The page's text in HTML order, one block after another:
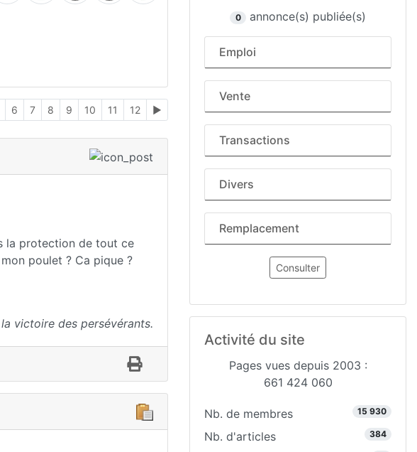
6 7 8 9 10 11 12 ►
la protection de tout ce
poulet ? Ca pique ?
victoire des persévérants.
0 annonce(s) publiée(s)
Emploi
Vente
Transactions
Divers
Remplacement
Consulter
Activité du site
Pages vues depuis 2003 :
661 424 060
Nb. de membres 15 930
Nb. d'articles 384